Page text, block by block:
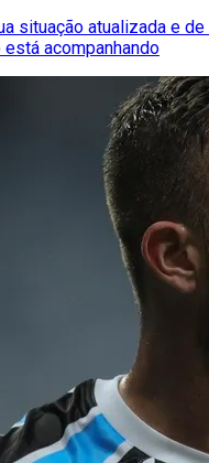
situação atualizada e
acompanhando